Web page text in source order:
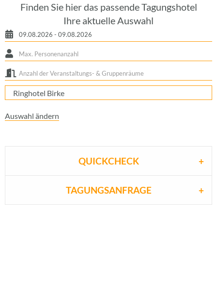
Finden Sie hier das passende Tagungshotel
Ihre aktuelle Auswahl
Ringhotel Birke
Auswahl ändern
QUICKCHECK
TAGUNGSANFRAGE